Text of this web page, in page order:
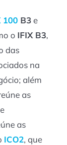
100 B3e
o IFIX B3,
das
na
além
as
as
ICO2, que